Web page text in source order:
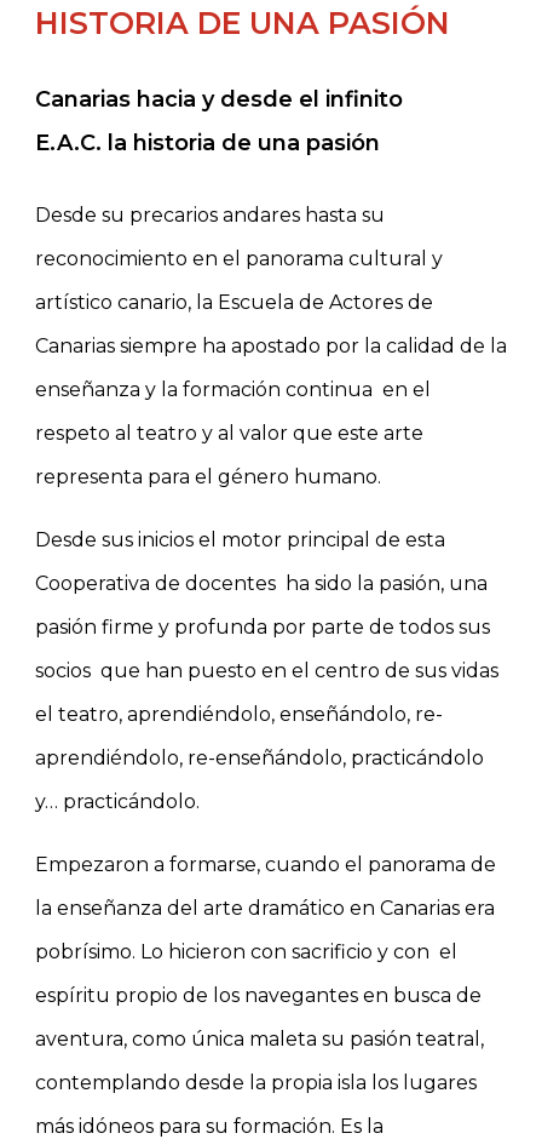
HISTORIA DE UNA PASIÓN
Canarias hacia y desde el infinito
E.A.C. la historia de una pasión
Desde su precarios andares hasta su
reconocimiento en el panorama cultural y
artístico canario, la Escuela de Actores de
Canarias siempre ha apostado por la calidad de la
enseñanza y la formación continua en el
respeto al teatro y al valor que este arte
representa para el género humano.
Desde sus inicios el motor principal de esta
Cooperativa de docentes ha sido la pasión, una
pasión firme y profunda por parte de todos sus
socios que han puesto en el centro de sus vidas
el teatro, aprendiéndolo, enseñándolo, re-
aprendiéndolo, re-enseñándolo, practicándolo
y… practicándolo.
Empezaron a formarse, cuando el panorama de
la enseñanza del arte dramático en Canarias era
pobrísimo. Lo hicieron con sacrificio y con el
espíritu propio de los navegantes en busca de
aventura, como única maleta su pasión teatral,
contemplando desde la propia isla los lugares
más idóneos para su formación. Es la